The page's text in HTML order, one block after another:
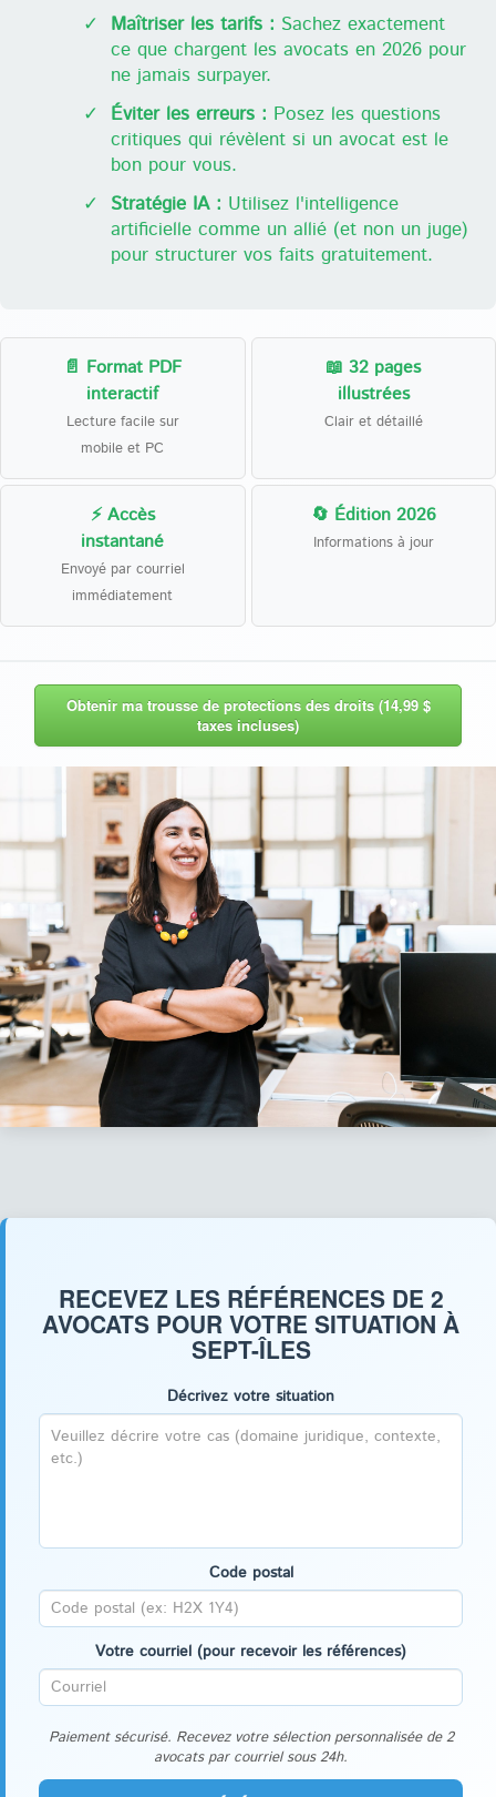
✓ Maîtriser les tarifs : Sachez exactement
ce que chargent les avocats en 2026 pour
ne jamais surpayer.
✓ Éviter les erreurs : Posez les questions
critiques qui révèlent si un avocat est le
bon pour vous.
✓ Stratégie IA : Utilisez l'intelligence
artificielle comme un allié (et non un juge)
pour structurer vos faits gratuitement.
📄 Format PDF
interactif
Lecture facile sur
mobile et PC
📖 32 pages
illustrées
Clair et détaillé
⚡ Accès
instantané
Envoyé par courriel
immédiatement
🔄 Édition 2026
Informations à jour
Obtenir ma trousse de protections des droits (14,99 $
taxes incluses)
RECEVEZ LES RÉFÉRENCES DE 2
AVOCATS POUR VOTRE SITUATION À
SEPT-ÎLES
Décrivez votre situation
Code postal
Votre courriel (pour recevoir les références)
Paiement sécurisé. Recevez votre sélection personnalisée de 2
avocats par courriel sous 24h.